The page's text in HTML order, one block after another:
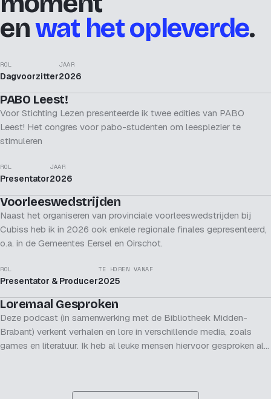
enwat het opleverde.
PRESENTATOR
ROL
Dagvoorzitter
JAAR
2026
PABO Leest!
Voor Stichting Lezen presenteerde ik twee edities van PABO
Leest! Het congres voor pabo-studenten om leesplezier te
stimuleren
PRESENTATOR
ROL
Presentator
JAAR
2026
Voorleeswedstrijden
Naast het organiseren van provinciale voorleeswedstrijden bij
Cubiss heb ik in 2026 ook enkele regionale finales gepresenteerd,
o.a. in de Gemeentes Eersel en Oirschot.
PRESENTATOR
ROL
Presentator & Producer
TE HOREN VANAF
2025
Loremaal Gesproken
Deze podcast (in samenwerking met de Bibliotheek Midden-
Brabant) verkent verhalen en lore in verschillende media, zoals
games en literatuur. Ik heb al leuke mensen hiervoor gesproken als